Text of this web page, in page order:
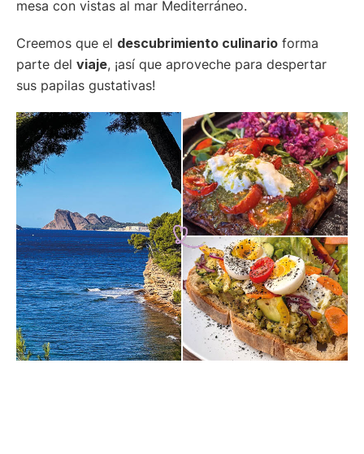
mesa con vistas al mar Mediterráneo.
Creemos que el descubrimiento culinario forma
parte del viaje, ¡así que aproveche para despertar
sus papilas gustativas!